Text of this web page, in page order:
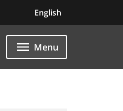
English
Menu